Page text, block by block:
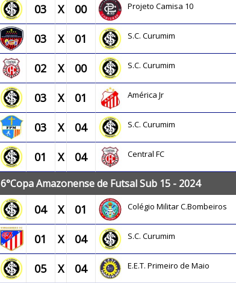
03 X 00 Projeto Camisa 10
03 X 01 S.C. Curumim
02 X 00 S.C. Curumim
03 X 01 América Jr
03 X 04 S.C. Curumim
01 X 04 Central FC
6°Copa Amazonense de Futsal Sub 15 - 2024
04 X 01 Colégio Militar C.Bombeiros
01 X 04 S.C. Curumim
05 X 04 E.E.T. Primeiro de Maio